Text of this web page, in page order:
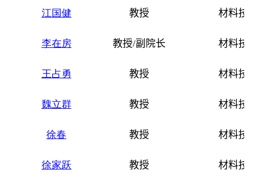
江国健 教授 材料技术
李在房 教授/副院长 材料技术
王占勇 教授 材料技术
魏立群 教授 材料技术
徐春 教授 材料技术
徐家跃 教授 材料技术